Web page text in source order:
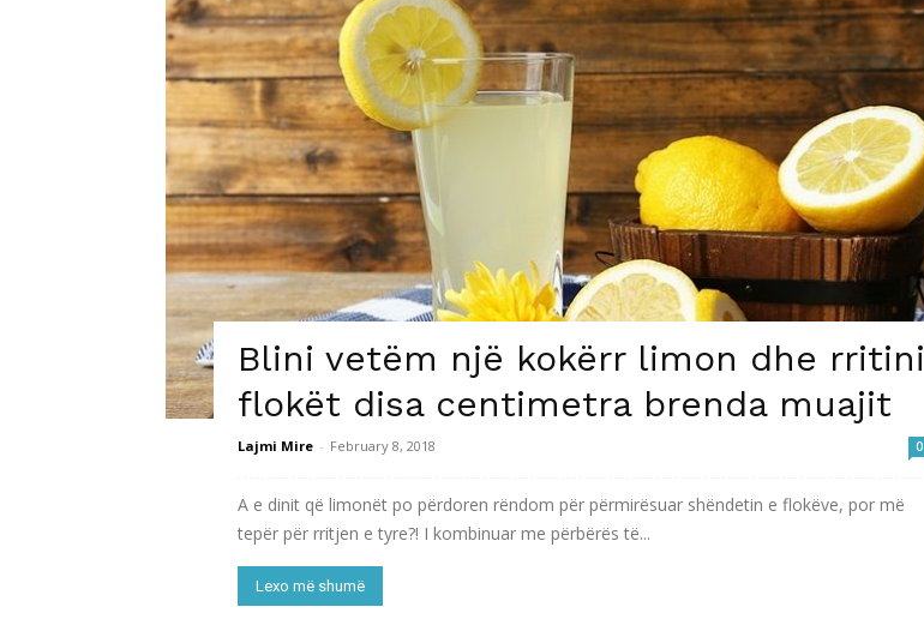
Blini vetëm një kokërr limon dhe rritini
flokët disa centimetra brenda muajit
Lajmi Mire - February 8, 2018 0
A e dinit që limonët po përdoren rëndom për përmirësuar shëndetin e flokëve, por më
tepër për rritjen e tyre?! I kombinuar me përbërës të...
Lexo më shumë